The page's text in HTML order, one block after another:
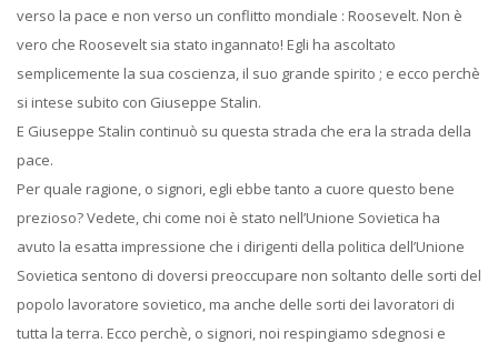
verso la pace e non verso un conflitto mondiale : Roosevelt. Non è
vero che Roosevelt sia stato ingannato! Egli ha ascoltato
semplicemente la sua coscienza, il suo grande spirito ; e ecco perchè
si intese subito con Giuseppe Stalin.
E Giuseppe Stalin continuò su questa strada che era la strada della
pace.
Per quale ragione, o signori, egli ebbe tanto a cuore questo bene
prezioso? Vedete, chi come noi è stato nell’Unione Sovietica ha
avuto la esatta impressione che i dirigenti della politica dell’Unione
Sovietica sentono di doversi preoccupare non soltanto delle sorti del
popolo lavoratore sovietico, ma anche delle sorti dei lavoratori di
tutta la terra. Ecco perchè, o signori, noi respingiamo sdegnosi e